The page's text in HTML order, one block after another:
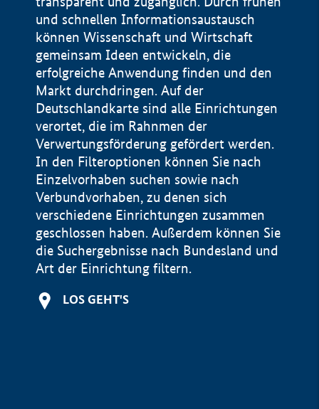
und schnellen Informationsaustausch
können Wissenschaft und Wirtschaft
gemeinsam Ideen entwickeln, die
erfolgreiche Anwendung finden und den
Markt durchdringen. Auf der
Deutschlandkarte sind alle Einrichtungen
verortet, die im Rahnmen der
Verwertungsförderung gefördert werden.
In den Filteroptionen können Sie nach
Einzelvorhaben suchen sowie nach
Verbundvorhaben, zu denen sich
verschiedene Einrichtungen zusammen
geschlossen haben. Außerdem können Sie
die Suchergebnisse nach Bundesland und
Art der Einrichtung filtern.
LOS GEHT'S